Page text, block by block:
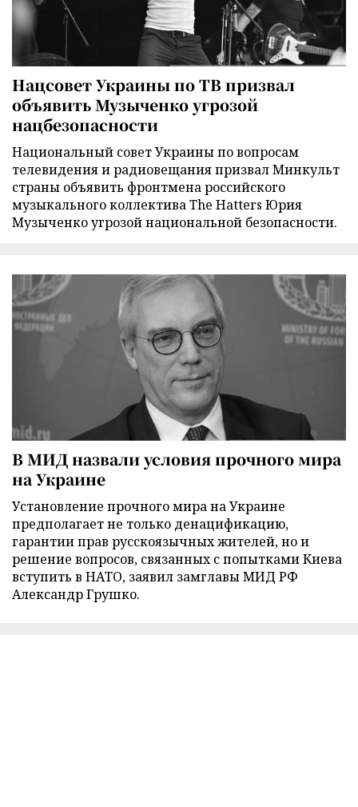
Нацсовет Украины по ТВ призвал
объявить Музыченко угрозой
нацбезопасности
Национальный совет Украины по вопросам
телевидения и радиовещания призвал Минкульт
страны объявить фронтмена российского
музыкального коллектива The Hatters Юрия
Музыченко угрозой национальной безопасности.
В МИД назвали условия прочного мира
на Украине
Установление прочного мира на Украине
предполагает не только денацификацию,
гарантии прав русскоязычных жителей, но и
решение вопросов, связанных с попытками Киева
вступить в НАТО, заявил замглавы МИД РФ
Александр Грушко.